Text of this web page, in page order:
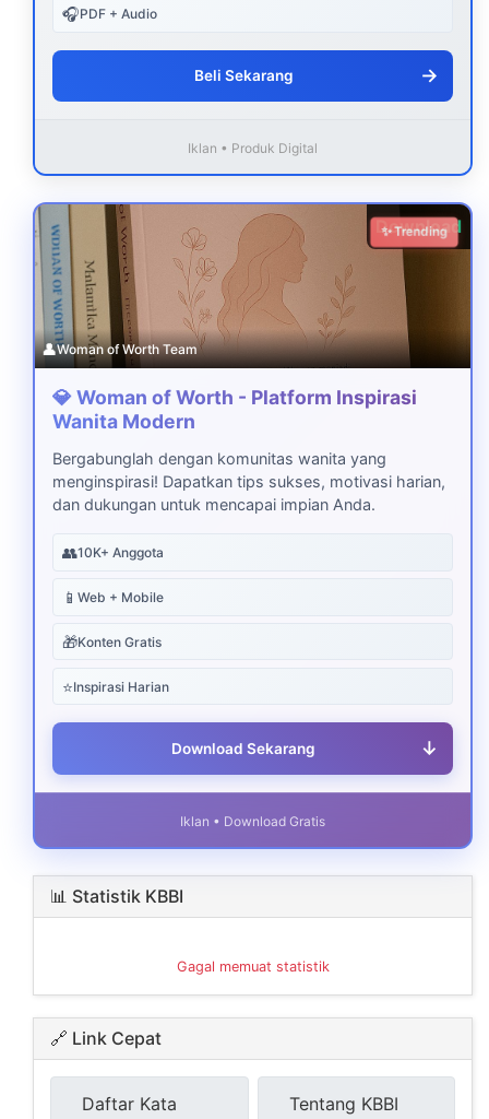
🎧PDF + Audio
Beli Sekarang →
Iklan • Produk Digital
Download
✨ Trending
👤Woman of Worth Team
💎 Woman of Worth - Platform Inspirasi
Wanita Modern
Bergabunglah dengan komunitas wanita yang
menginspirasi! Dapatkan tips sukses, motivasi harian,
dan dukungan untuk mencapai impian Anda.
👥10K+ Anggota
📱 Web + Mobile
🎁Konten Gratis
⭐Inspirasi Harian
Download Sekarang ↓
Iklan • Download Gratis
📊 Statistik KBBI
Gagal memuat statistik
🔗 Link Cepat
Daftar Kata Tentang KBBI